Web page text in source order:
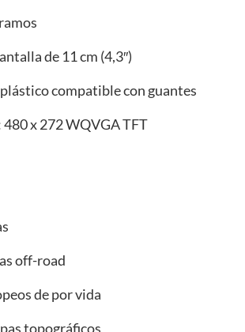
de 11 cm (4,3″)
compatible con guantes
x 272 WQVGA TFT
off-road
de por vida
topográficos